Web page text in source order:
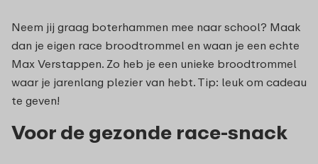
Neem jij graag boterhammen mee naar school? Maak
dan je eigen race broodtrommel en waan je een echte
Max Verstappen. Zo heb je een unieke broodtrommel
waar je jarenlang plezier van hebt. Tip: leuk om cadeau
te geven!
Voor de gezonde race-snack